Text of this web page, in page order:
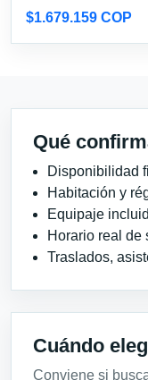
$1.679.159 COP
Qué
Disponibilidad
Habitación y
Equipaje
Horario real de
Traslados,
Cuándo
Conviene si